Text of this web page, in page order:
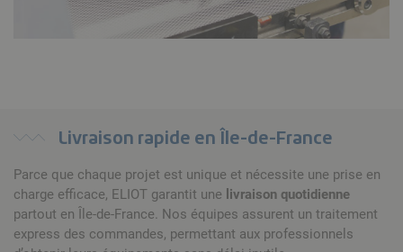
Livraison rapide en Île-de-France
Parce que chaque projet est unique et nécessite une prise en
charge efficace, ELIOT garantit une livraison quotidienne
partout en Île-de-France. Nos équipes assurent un traitement
express des commandes, permettant aux professionnels